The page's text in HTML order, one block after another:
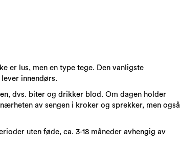
er lus, men en type tege. Den vanligste
innendørs.
dvs. biter og drikker blod. Om dagen holder
av sengen i kroker og sprekker, men også
uten føde, ca. 3-18 måneder avhengig av